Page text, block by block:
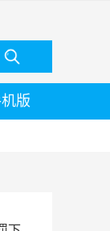
版